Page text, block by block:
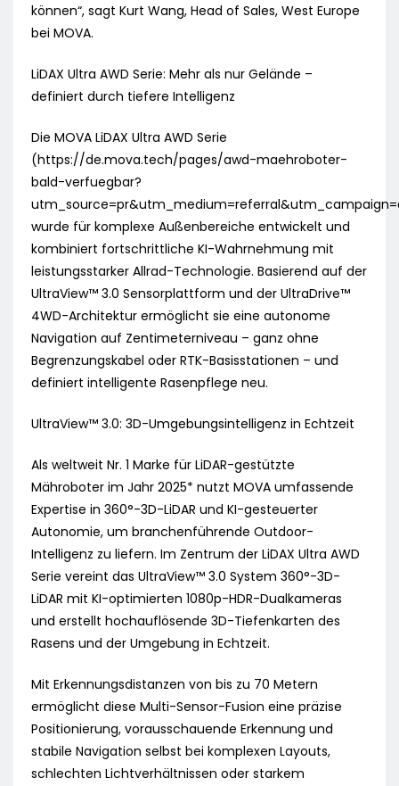
können“, sagt Kurt Wang, Head of Sales, West Europe
bei MOVA.
LiDAX Ultra AWD Serie: Mehr als nur Gelände –
definiert durch tiefere Intelligenz
Die MOVA LiDAX Ultra AWD Serie
(https://de.mova.tech/pages/awd-maehroboter-
bald-verfuegbar?
wurde für komplexe Außenbereiche entwickelt und
kombiniert fortschrittliche KI-Wahrnehmung mit
leistungsstarker Allrad-Technologie. Basierend auf der
UltraView™ 3.0 Sensorplattform und der UltraDrive™
4WD-Architektur ermöglicht sie eine autonome
Navigation auf Zentimeterniveau – ganz ohne
Begrenzungskabel oder RTK-Basisstationen – und
definiert intelligente Rasenpflege neu.
UltraView™ 3.0: 3D-Umgebungsintelligenz in Echtzeit
Als weltweit Nr. 1 Marke für LiDAR-gestützte
Mähroboter im Jahr 2025* nutzt MOVA umfassende
Expertise in 360°-3D-LiDAR und KI-gesteuerter
Autonomie, um branchenführende Outdoor-
Intelligenz zu liefern. Im Zentrum der LiDAX Ultra AWD
Serie vereint das UltraView™ 3.0 System 360°-3D-
LiDAR mit KI-optimierten 1080p-HDR-Dualkameras
und erstellt hochauflösende 3D-Tiefenkarten des
Rasens und der Umgebung in Echtzeit.
Mit Erkennungsdistanzen von bis zu 70 Metern
ermöglicht diese Multi-Sensor-Fusion eine präzise
Positionierung, vorausschauende Erkennung und
stabile Navigation selbst bei komplexen Layouts,
schlechten Lichtverhältnissen oder starkem